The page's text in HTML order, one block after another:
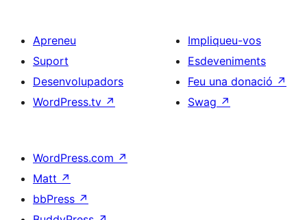
Apreneu
Suport
Desenvolupadors
WordPress.tv ↗
Impliqueu-vos
Esdeveniments
Feu una donació ↗
Swag ↗
WordPress.com ↗
Matt ↗
bbPress ↗